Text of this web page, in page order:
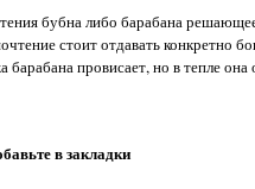
бубна либо барабана
стоит отдавать конкретно
барабана провисает, но в тепле она
в закладки